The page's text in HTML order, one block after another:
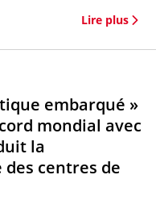
Lire plus
embarqué »
mondial avec
la
des centres de